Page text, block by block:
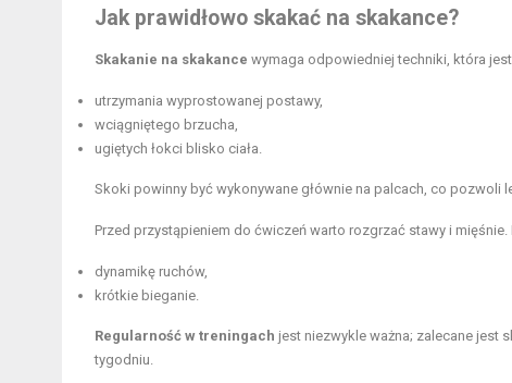
Jak prawidłowo skakać na skakance?
Skakanie na skakance wymaga odpowiedniej techniki, która
utrzymania wyprostowanej postawy,
wciągniętego brzucha,
ugiętych łokci blisko ciała.
Skoki powinny być wykonywane głównie na palcach, co pozwoli
Przed przystąpieniem do ćwiczeń warto rozgrzać stawy i
dynamikę ruchów,
krótkie bieganie.
Regularność w treningach jest niezwykle ważna; zalecane jest
tygodniu.